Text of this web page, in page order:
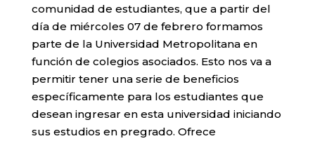
comunidad de estudiantes, que a partir del
día de miércoles 07 de febrero formamos
parte de la Universidad Metropolitana en
función de colegios asociados. Esto nos va a
permitir tener una serie de beneficios
específicamente para los estudiantes que
desean ingresar en esta universidad iniciando
sus estudios en pregrado. Ofrece